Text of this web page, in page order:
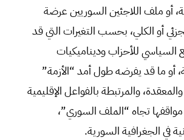
أو ملف اللاجئين السوريين عرضة
أو الكلي، بحسب التغيرات التي قد
السياسي للأحزاب وديناميكيات
أو ما قد يفرضه طول أمد “الأزمة”
والمرتبطة بالفواعل الإقليمية
تجاه “الملف السوري”،
في الجغرافية السورية.